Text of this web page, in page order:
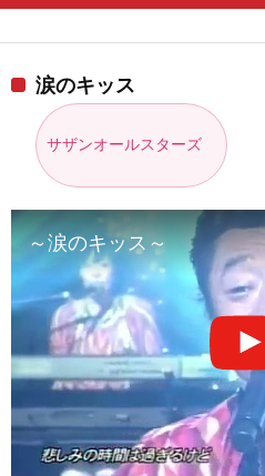
涙のキッス
サザンオールスターズ
～涙のキッス～